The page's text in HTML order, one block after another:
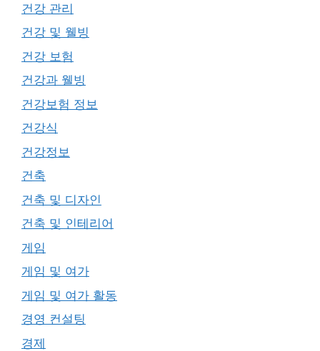
건강 관리
건강 및 웰빙
건강 보험
건강과 웰빙
건강보험 정보
건강식
건강정보
건축
건축 및 디자인
건축 및 인테리어
게임
게임 및 여가
게임 및 여가 활동
경영 컨설팅
경제